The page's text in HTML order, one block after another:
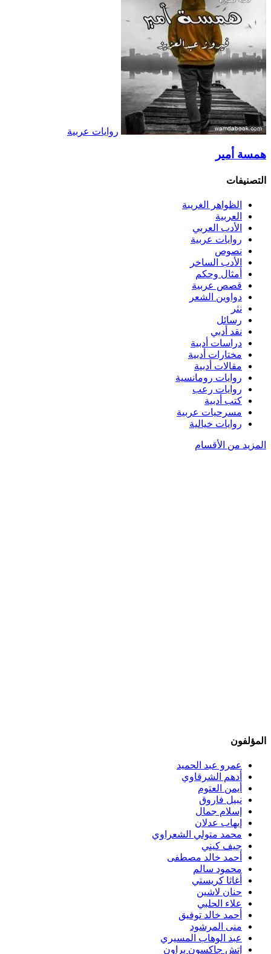
روايات عربية
همسة أمير
التصنيفات
الظواهر الغريبة‏
العربية
الأدب العربي
روايات عربية
نصوص
الأدب الساخر
أمثال وحكم
قصص عربية
دواوين الشعر
نثر
رسائل
نقد أدبي
دراسات أدبية
مختارات أدبية
مقالات أدبية
روايات رومانسية
روايات رعب
كتب أدبية
مسرحيات عربية
روايات خيالية
المزيد من الأقسام
المؤلفون
عمرو عبد الحميد
أدهم الشرقاوي
أيمن العتوم
نبيل فاروق
إسلام جمال
إيهاب عدلان
محمد متولي الشعراوي
جيف كيني
أحمد خالد مصطفى
محمود سالم
أغاثا كريستي
حنان لاشين
علاء الحلبي
أحمد خالد توفيق
منى المرشود
عبد الوهاب المسيري
إتش جاكسون براون